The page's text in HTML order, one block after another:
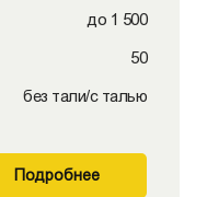
до 1 500
50
без тали/с талью
Подробнее